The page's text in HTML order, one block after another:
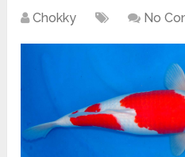
Chokky No